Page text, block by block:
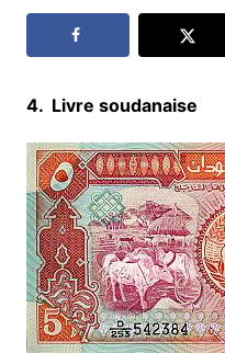
4. Livre soudanaise